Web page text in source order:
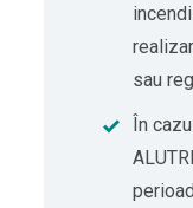
sau
În